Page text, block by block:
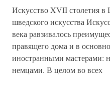
Искусство XVII столетия
шведского искусства
века равзивалось
правящего дома и в
иностранными мастерами:
немцами. В целом во всех